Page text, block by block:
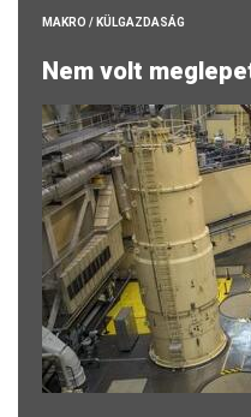
MAKRO / KÜLGAZDASÁG
Nem volt